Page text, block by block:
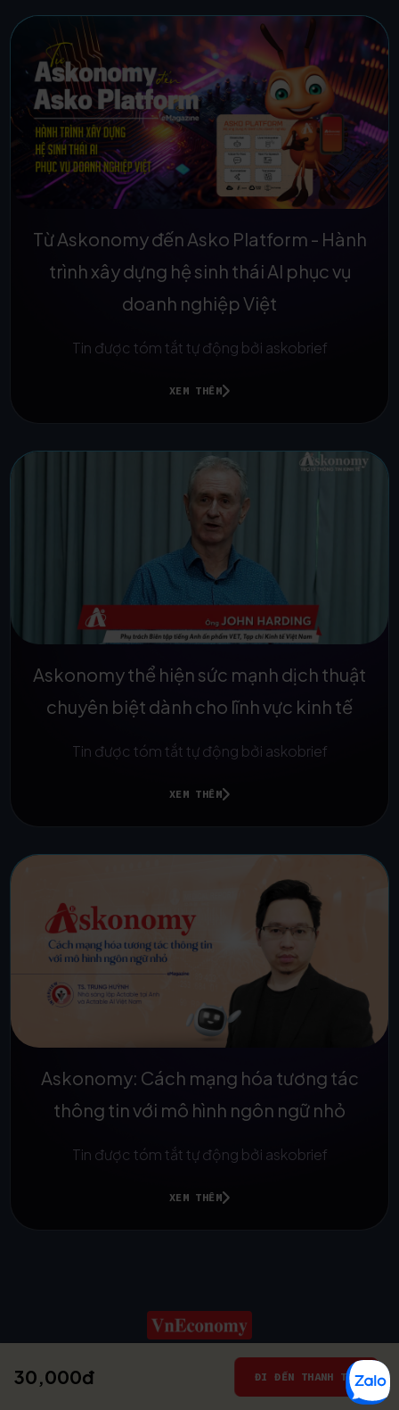
30,000đ ĐI ĐẾN THANH TOÁN
Từ Askonomy đến Asko Platform - Hành
trình xây dựng hệ sinh thái AI phục vụ
doanh nghiệp Việt
Tin được tóm tắt tự động bởi askobrief
XEM THÊM
Askonomy thể hiện sức mạnh dịch thuật
chuyên biệt dành cho lĩnh vực kinh tế
Tin được tóm tắt tự động bởi askobrief
XEM THÊM
Askonomy: Cách mạng hóa tương tác
thông tin với mô hình ngôn ngữ nhỏ
Tin được tóm tắt tự động bởi askobrief
XEM THÊM
© 2025